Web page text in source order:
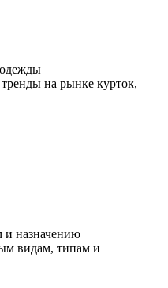
на рынке курток,
и назначению
видам, типам и